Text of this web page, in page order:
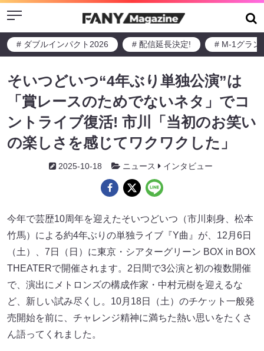
Menu
# ダブルインパクト2026 # 配信延長決定! # M-1グラン
そいつどいつ“4年ぶり単独公演”は
「賞レースのためでないネタ」でコ
ントライブ復活! 市川「当初のお笑い
の楽しさを感じてワクワクした」
2025-10-18 ニュース インタビュー
今年で芸歴10周年を迎えたそいつどいつ（市川刺身、松本
竹馬）による約4年ぶりの単独ライブ『Y曲』が、12月6日
（土）、7日（日）に東京・シアターグリーン BOX in BOX
THEATERで開催されます。2日間で3公演と初の複数開催
で、演出にメトロンズの構成作家・中村元樹を迎えるな
ど、新しい試み尽くし。10月18日（土）のチケット一般発
売開始を前に、チャレンジ精神に満ちた熱い思いをたくさ
ん語ってくれました。